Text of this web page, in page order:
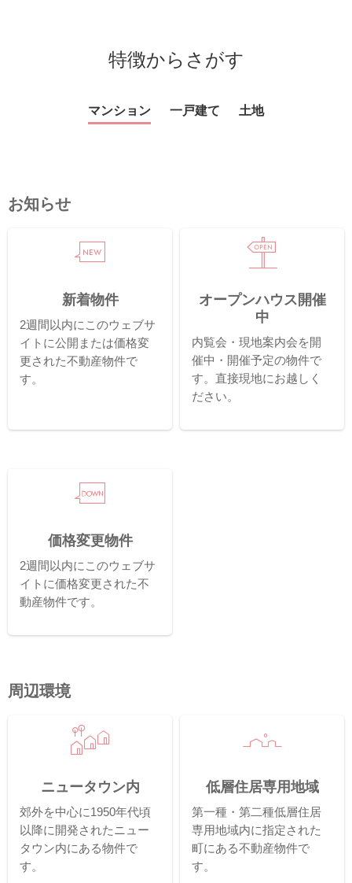
特徴からさがす
マンション 一戸建て 土地
お知らせ
新着物件
2週間以内にこのウェブサ
イトに公開または価格変
更された不動産物件で
す。
オープンハウス開催
中
内覧会・現地案内会を開
催中・開催予定の物件で
す。直接現地にお越しく
ださい。
価格変更物件
2週間以内にこのウェブサ
イトに価格変更された不
動産物件です。
周辺環境
ニュータウン内
郊外を中心に1950年代頃
以降に開発されたニュー
タウン内にある物件で
す。
低層住居専用地域
第一種・第二種低層住居
専用地域内に指定された
町にある不動産物件で
す。